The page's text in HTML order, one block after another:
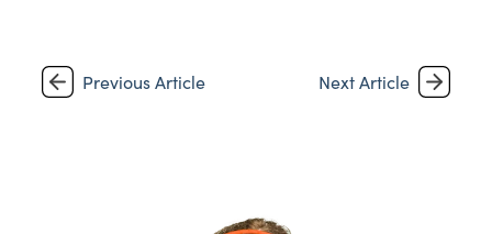
Previous Article Next Article